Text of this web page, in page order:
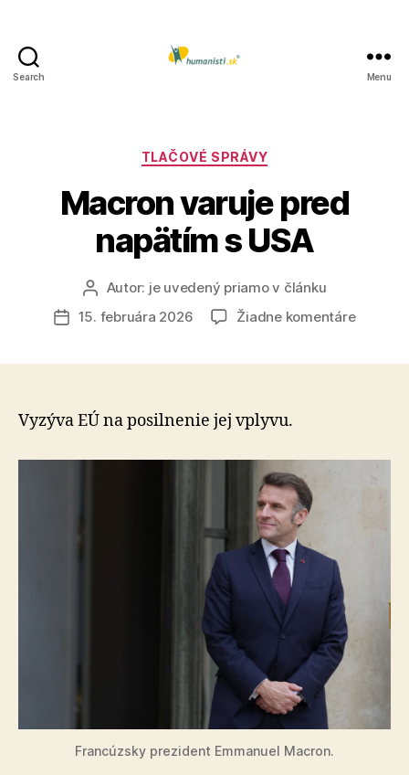
Search Menu
Kategórie
TLAČOVÉ SPRÁVY
Macron varuje pred
napätím s USA
Autor
článku
Autor: je uvedený priamo v článku
Dátum
15. februára 2026 Žiadne komentárena
Vyzýva EÚ na posilnenie jej vplyvu.
Francúzsky prezident Emmanuel Macron.